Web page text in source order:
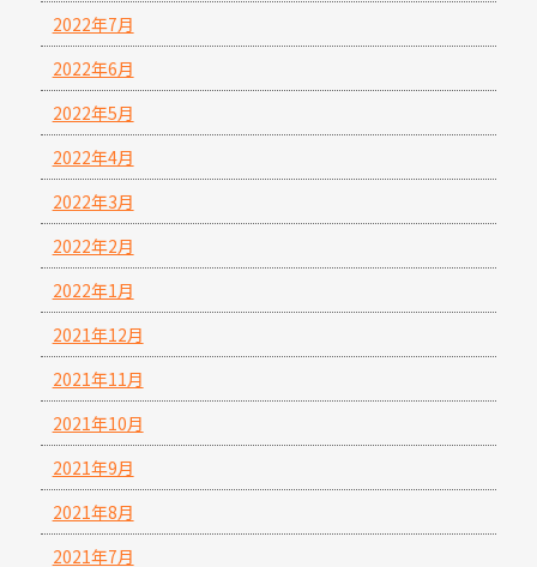
2022年7月
2022年6月
2022年5月
2022年4月
2022年3月
2022年2月
2022年1月
2021年12月
2021年11月
2021年10月
2021年9月
2021年8月
2021年7月